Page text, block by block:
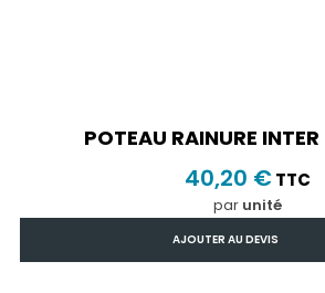
POTEAU RAINURE
40,20 €TTC
par unité
AJOUTER AU DEVIS